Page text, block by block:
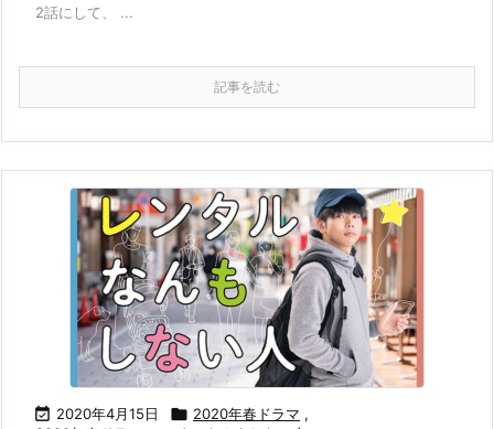
2話にして、 ...
記事を読む
 2020年4月15日  2020年春ドラマ ,